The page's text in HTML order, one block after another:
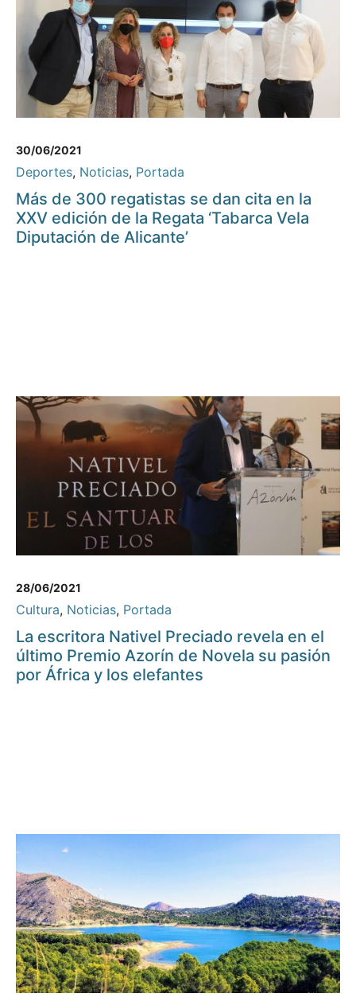
30/06/2021
Deportes, Noticias, Portada
Más de 300 regatistas se dan cita en la
XXV edición de la Regata ‘Tabarca Vela
Diputación de Alicante’
28/06/2021
Cultura, Noticias, Portada
La escritora Nativel Preciado revela en el
último Premio Azorín de Novela su pasión
por África y los elefantes